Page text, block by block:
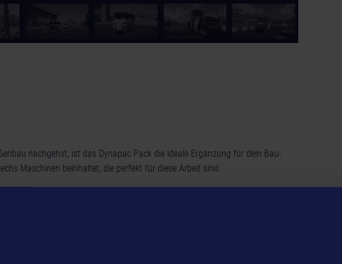
nachgehst, ist das Dynapac Pack die ideale Ergänzung für dein Bau-
Maschinen beinhaltet, die perfekt für diese Arbeit sind.